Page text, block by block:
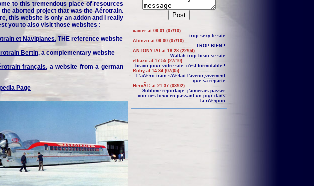
to this tremendous place of resources
the aborted project that was the Aérotrain.
this website is only an addon and I really
you to also visit those websites :
et Naviplanes, THE reference website
Bertin, a complementary website
français, a website from a german
Page
xavier at 09:01 (07/10) :
trop sexy le site
Alonzo at 09:00 (07/10) :
TROP BIEN !
ANTONYTAI at 18:28 (22/04) :
Wallah trop beau se site
elbazo at 17:55 (27/10) :
bravo pour votre site, c'est formidable !
Roby at 14:34 (07/05) :
L'aÃ©ro train s'Ã©tait l'avenir,vivement
que sa reparte
HervÃ© at 21:37 (03/02) :
Sublime reportage, j'aimerais passer
voir ces lieux en passant un jour dans
la rÃ©gion